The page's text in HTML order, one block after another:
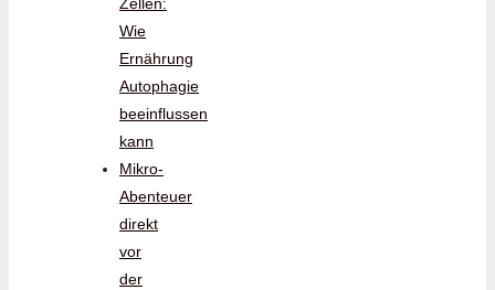
Wie
Ernährung
Autophagie
beeinflussen
kann
Mikro-
Abenteuer
direkt
vor
der